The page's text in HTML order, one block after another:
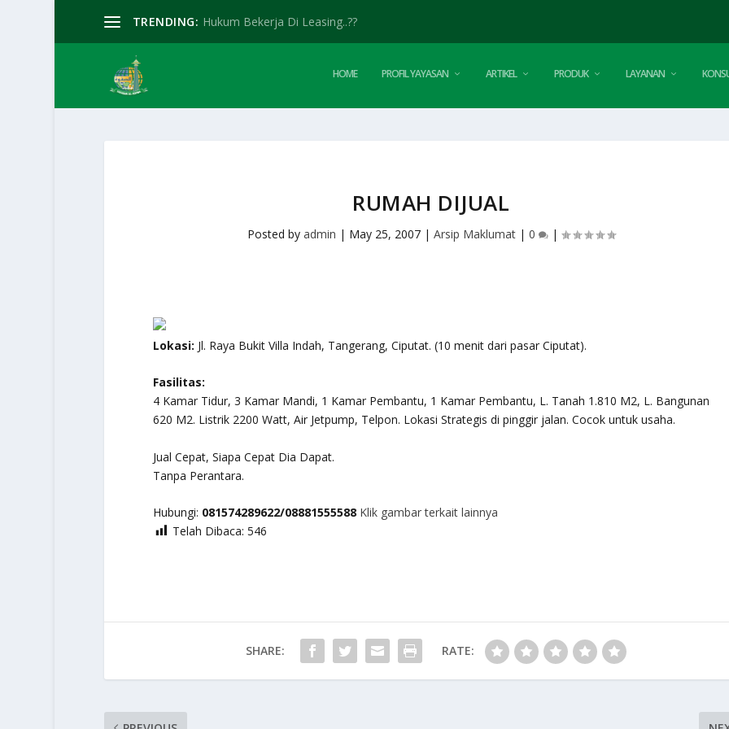
TRENDING: Hukum Bekerja Di Leasing..??
HOME PROFIL YAYASAN ARTIKEL PRODUK LAYANAN
RUMAH DIJUAL
Posted by admin | May 25, 2007| Arsip Maklumat| 0 |
Lokasi: Jl. Raya Bukit Villa Indah, Tangerang, Ciputat. (10 menit dari pasar Ciputat).
Fasilitas:
4 Kamar Tidur, 3 Kamar Mandi, 1 Kamar Pembantu, 1 Kamar Pembantu, L. Tanah 1.810 M2, L. Bangunan
620 M2. Listrik 2200 Watt, Air Jetpump, Telpon. Lokasi Strategis di pinggir jalan. Cocok untuk usaha.
Jual Cepat, Siapa Cepat Dia Dapat.
Tanpa Perantara.
Hubungi: 081574289622/08881555588Klik gambar terkait lainnya
Telah Dibaca: 546
SHARE: RATE: